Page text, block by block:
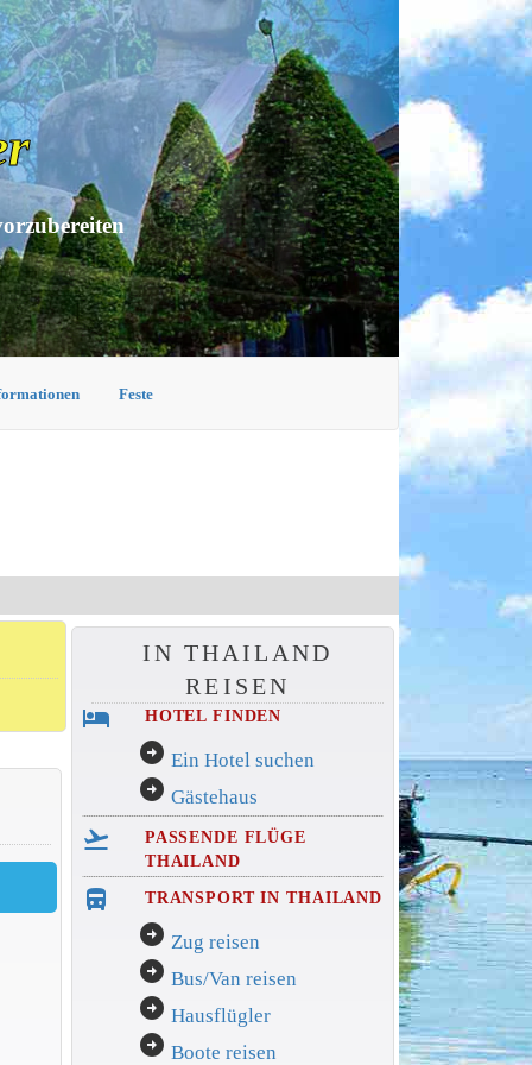
Feste
IN THAILAND
REISEN
hotel HOTEL FINDEN
arrow_circle_right Ein Hotel suchen
arrow_circle_right Gästehaus
flight_takeoff
PASSENDE FLÜGE
THAILAND
directions_bus_filled TRANSPORT IN THAILAND
arrow_circle_right Zug reisen
arrow_circle_right Bus/Van reisen
arrow_circle_right Hausflügler
arrow_circle_right Boote reisen